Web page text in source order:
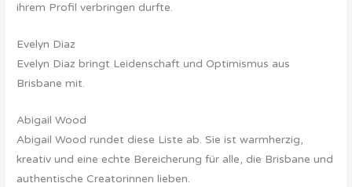
ihrem Profil verbringen durfte.
Evelyn Diaz
Evelyn Diaz bringt Leidenschaft und Optimismus aus
Brisbane mit.
Abigail Wood
Abigail Wood rundet diese Liste ab. Sie ist warmherzig,
kreativ und eine echte Bereicherung für alle, die Brisbane und
authentische Creatorinnen lieben.